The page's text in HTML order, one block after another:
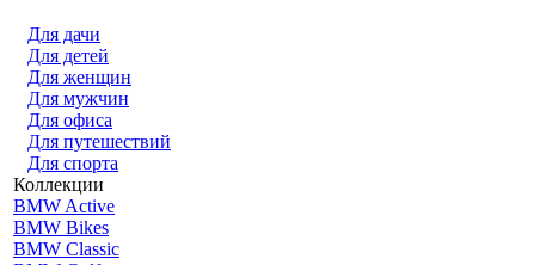
Для дачи
Для детей
Для женщин
Для мужчин
Для офиса
Для путешествий
Для спорта
Коллекции
BMW Active
BMW Bikes
BMW Classic